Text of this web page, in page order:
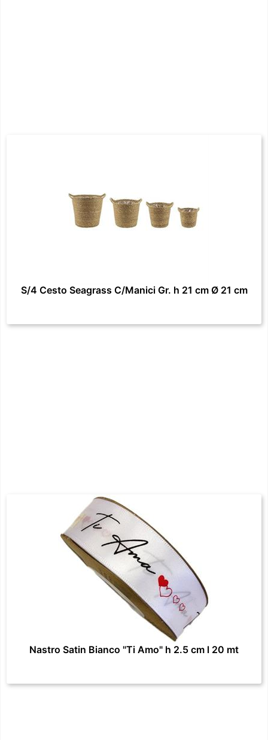
S/4 Cesto Seagrass C/Manici Gr. h 21 cm Ø 21 cm
Nastro Satin Bianco "Ti Amo" h 2.5 cm l 20 mt